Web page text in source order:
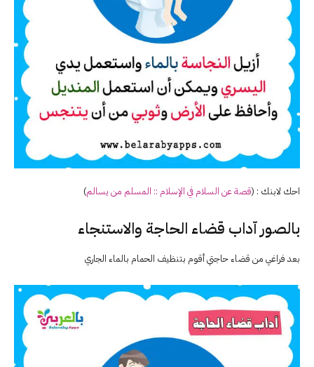
احك لابنك : (قصة عن السلام في الإسلام :: المسلم من يسالم)
بالصور آداب قضاء الحاجة والاستنجاء
بعد فراغي من قضاء حاجتي أقوم بتنظيف الحمام بالماء الجاري